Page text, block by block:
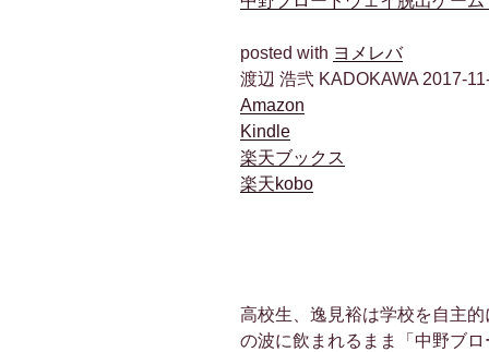
posted with ヨメレバ
渡辺 浩弐 KADOKAWA 2017-
Amazon
Kindle
楽天ブックス
楽天kobo
高校生、逸見裕は学校を自主
の波に飲まれるまま「中野ブ